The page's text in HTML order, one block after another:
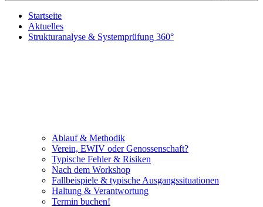
Startseite
Aktuelles
Strukturanalyse & Systemprüfung 360°
Ablauf & Methodik
Verein, EWIV oder Genossenschaft?
Typische Fehler & Risiken
Nach dem Workshop
Fallbeispiele & typische Ausgangssituationen
Haltung & Verantwortung
Termin buchen!